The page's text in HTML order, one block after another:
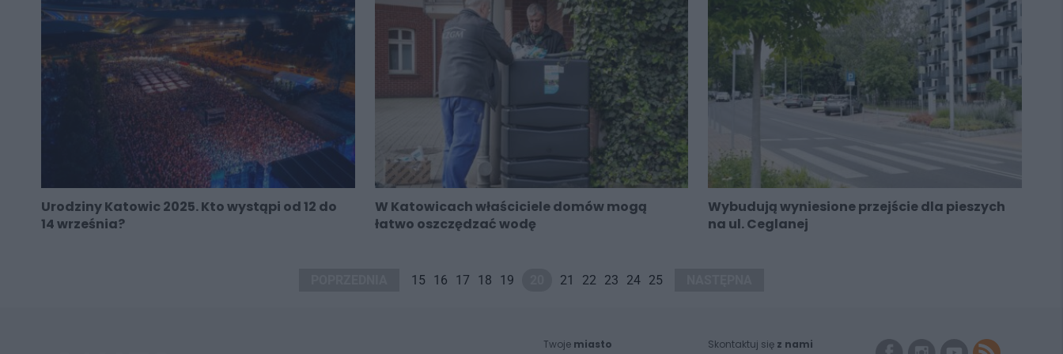
Urodziny Katowic 2025. Kto wystąpi od 12 do
14 września?
W Katowicach właściciele domów mogą
łatwo oszczędzać wodę
Wybudują wyniesione przejście dla pieszych
na ul. Ceglanej
15 16 17 18 19 21 22 23 24 25
Twoje miasto Skontaktuj się z nami